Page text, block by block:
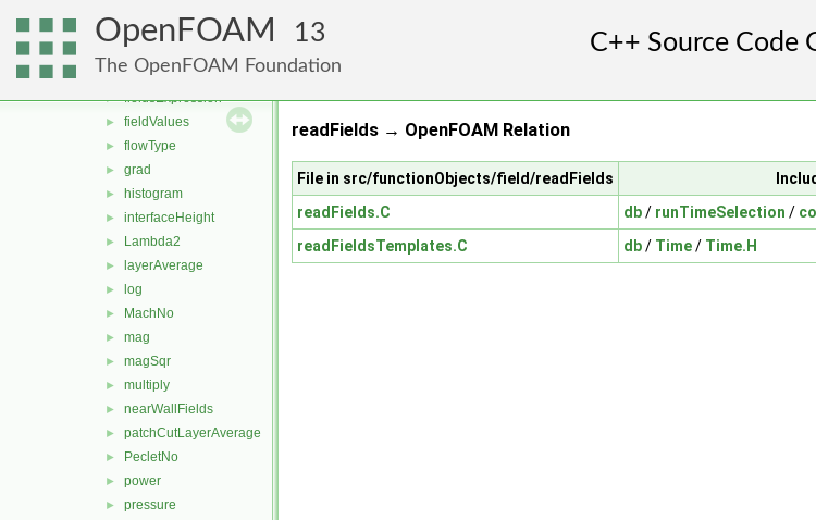
OpenFOAM 13
The OpenFOAM Foundation
► fieldAverage
fieldCoordinateSystemTransform
► fieldExpression
► fieldsExpression
► fieldValues
► flowType
► grad
► histogram
► interfaceHeight
► Lambda2
► layerAverage
► log
► MachNo
► mag
► magSqr
► multiply
► nearWallFields
► patchCutLayerAverage
► PecletNo
► power
► pressure
readFields → OpenFOAM Relation
File in src/functionObjects/field/readFields
readFields.C
db/ runTimeSelection /
readFieldsTemplates.C
db/ Time/ Time.H